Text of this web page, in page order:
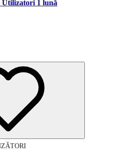
Utilizatori 1 lună